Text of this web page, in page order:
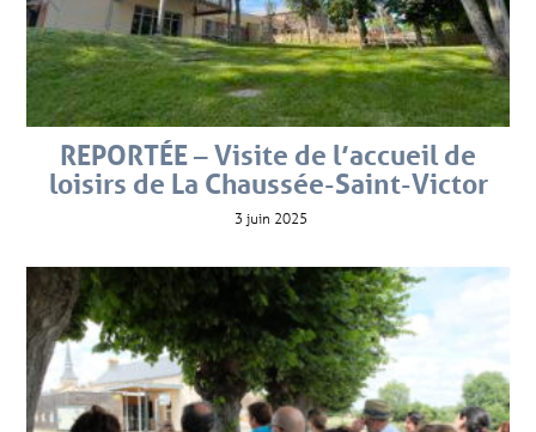
REPORTÉE – Visite de l’accueil de
loisirs de La Chaussée-Saint-Victor
3 juin 2025